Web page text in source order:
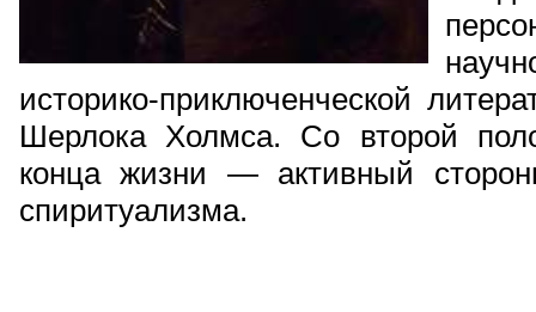
историко-приключенческой
Шерлока Холмса. Со второй
конца жизни — активный
спиритуализма.